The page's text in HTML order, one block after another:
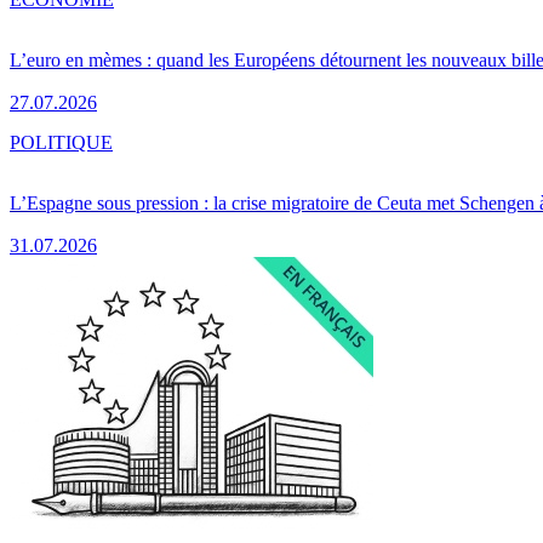
L’euro en mèmes : quand les Européens détournent les nouveaux
27.07.2026
L’Espagne sous pression : la crise migratoire de Ceuta met Schengen
31.07.2026
POLITIQUE